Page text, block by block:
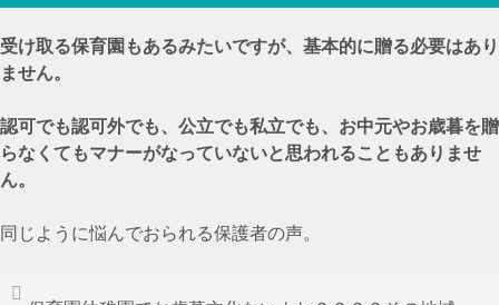
受け取る保育園もあるみたいですが、基本的に贈る必要はあり
ません。
認可でも認可外でも、公立でも私立でも、お中元やお歳暮を贈
らなくてもマナーがなっていないと思われることもありませ
ん。
同じように悩んでおられる保護者の声。